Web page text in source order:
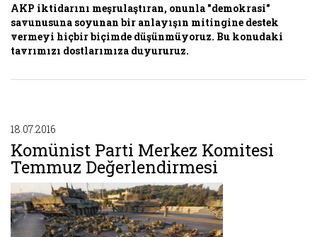
AKP iktidarını meşrulaştıran, onunla "demokrasi"
savunusuna soyunan bir anlayışın mitingine destek
vermeyi hiçbir biçimde düşünmüyoruz. Bu konudaki
tavrımızı dostlarımıza duyururuz.
18.07.2016
Komünist Parti Merkez Komitesi
Temmuz Değerlendirmesi